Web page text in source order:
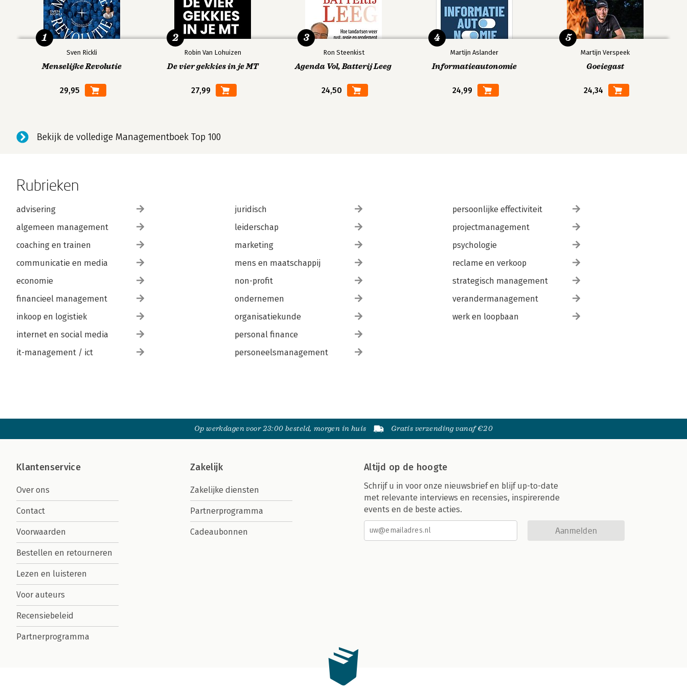
Sven Rickli
Menselijke Revolutie
29,95
1
Robin Van Lohuizen
De vier gekkies in je MT
27,99
2
Ron Steenkist
Agenda Vol, Batterij Leeg
24,50
3
Martijn Aslander
Informatieautonomie
24,99
4
Martijn Verspeek
Goeiegast
24,34
5
Bekijk de volledige Managementboek Top 100
Rubrieken
advisering
algemeen management
coaching en trainen
communicatie en media
economie
financieel management
inkoop en logistiek
internet en social media
it-management / ict
juridisch
leiderschap
marketing
mens en maatschappij
non-profit
ondernemen
organisatiekunde
personal finance
personeelsmanagement
persoonlijke effectiviteit
projectmanagement
psychologie
reclame en verkoop
strategisch management
verandermanagement
werk en loopbaan
Op werkdagen voor 23:00 besteld, morgen in huis Gratis verzending vanaf €20
Klantenservice
Over ons
Contact
Voorwaarden
Bestellen en retourneren
Lezen en luisteren
Voor auteurs
Recensiebeleid
Partnerprogramma
Zakelijk
Zakelijke diensten
Partnerprogramma
Cadeaubonnen
Altijd op de hoogte
Schrijf u in voor onze nieuwsbrief en blijf up-to-date
met relevante interviews en recensies, inspirerende
events en de beste acties.
Aanmelden